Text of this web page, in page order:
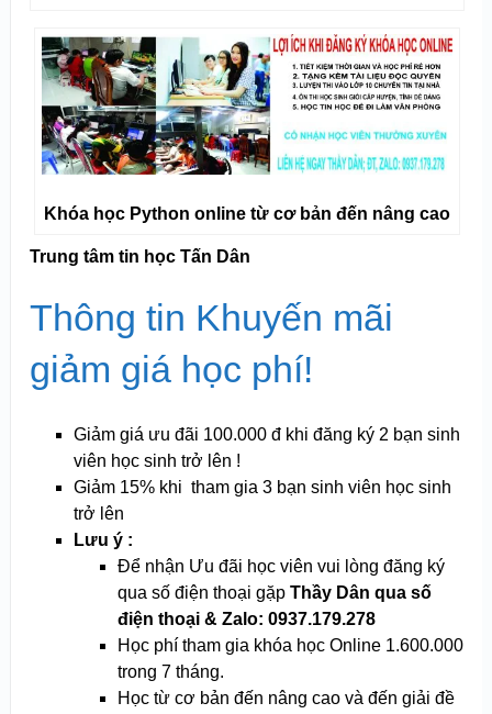
Khóa học Python online từ cơ bản đến nâng cao
Trung tâm tin học Tấn Dân
Thông tin Khuyến mãi
giảm giá học phí!
Giảm giá ưu đãi 100.000 đ khi đăng ký 2 bạn sinh
viên học sinh trở lên !
Giảm 15% khi tham gia 3 bạn sinh viên học sinh
trở lên
Lưu ý :
Để nhận Ưu đãi học viên vui lòng đăng ký
qua số điện thoại gặp Thầy Dân qua số
điện thoại & Zalo: 0937.179.278
Học phí tham gia khóa học Online 1.600.000
trong 7 tháng.
Học từ cơ bản đến nâng cao và đến giải đề